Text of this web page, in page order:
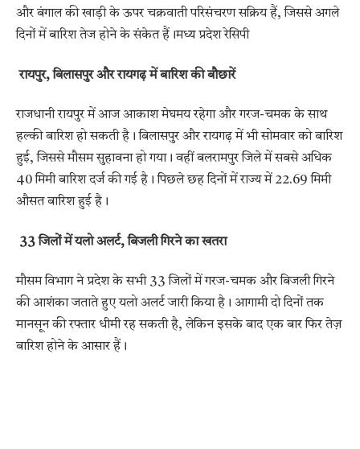
और बंगाल की खाड़ी के ऊपर चक्रवाती परिसंचरण सक्रिय हैं, जिससे अगले
दिनों में बारिश तेज होने के संकेत हैं।मध्य प्रदेश रेसिपी
रायपुर, बिलासपुर और रायगढ़ में बारिश की बौछारें
राजधानी रायपुर में आज आकाश मेघमय रहेगा और गरज-चमक के साथ
हल्की बारिश हो सकती है। बिलासपुर और रायगढ़ में भी सोमवार को बारिश
हुई, जिससे मौसम सुहावना हो गया। वहीं बलरामपुर जिले में सबसे अधिक
40 मिमी बारिश दर्ज की गई है। पिछले छह दिनों में राज्य में 22.69 मिमी
औसत बारिश हुई है।
33 जिलों में यलो अलर्ट, बिजली गिरने का खतरा
मौसम विभाग ने प्रदेश के सभी 33 जिलों में गरज-चमक और बिजली गिरने
की आशंका जताते हुए यलो अलर्ट जारी किया है। आगामी दो दिनों तक
मानसून की रफ्तार धीमी रह सकती है, लेकिन इसके बाद एक बार फिर तेज़
बारिश होने के आसार हैं।